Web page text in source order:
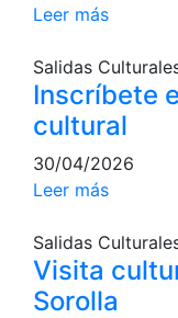
Escuela de
Cuadros de
Cuadro
Histórico
Normativa
Otros deportes
Área social
Leer más
Salidas
Inscríbete
cultural
30/04/2026
Leer más
Salidas
Visita
Sorolla